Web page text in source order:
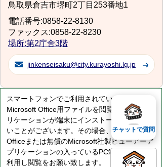
鳥取県倉吉市堺町2丁目253番地1
電話番号:0858-22-8130
ファックス:0858-22-8230
場所:第2庁舎3階
jinkenseisaku@city.kurayoshi.lg.jp
スマートフォンでご利用されている場合、
Microsoft Office用ファイルを閲覧できるアプ
リケーションが端末にインストールされていな
いことがございます。その場合、Microsoft
Officeまたは無償のMicrosoft社製ビューアーア
プリケーションの入っているPC端末などをご
利用し閲覧をお願い致します。
チャットで質問